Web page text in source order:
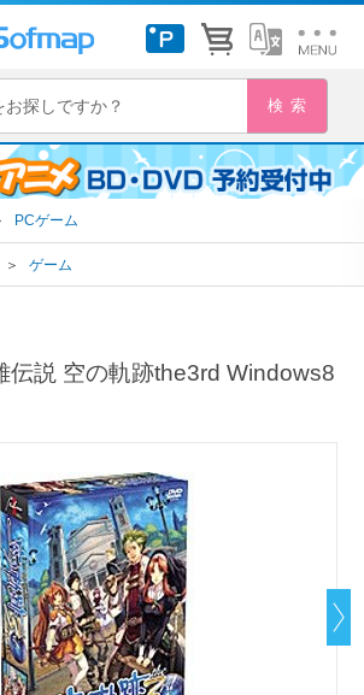
PCゲーム
＞ ゲーム
伝説 空の軌跡the3rd Windows8